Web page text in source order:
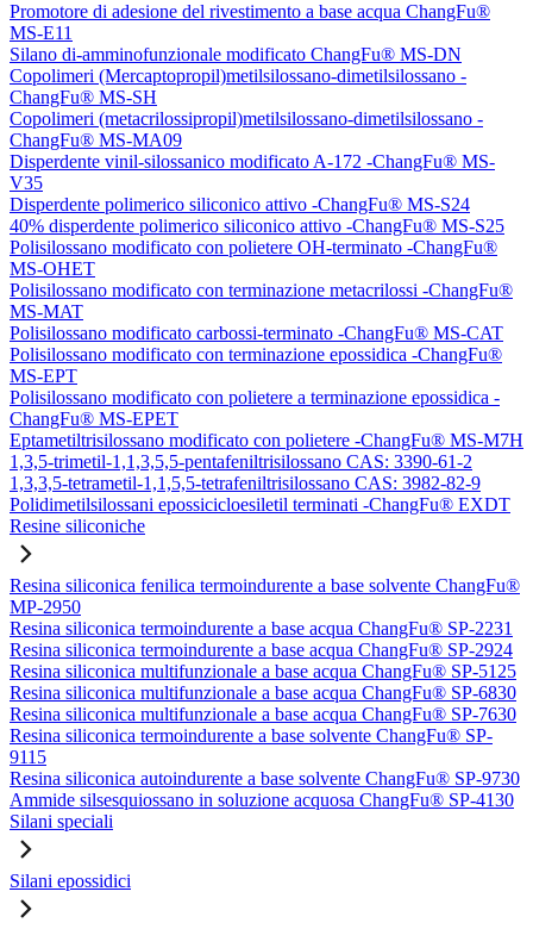
Promotore di adesione del rivestimento a base acqua ChangFu®
MS-E11
Silano di-amminofunzionale modificato ChangFu® MS-DN
Copolimeri (Mercaptopropil)metilsilossano-dimetilsilossano -
ChangFu® MS-SH
Copolimeri (metacrilossipropil)metilsilossano-dimetilsilossano -
ChangFu® MS-MA09
Disperdente vinil-silossanico modificato A-172 -ChangFu® MS-
V35
Disperdente polimerico siliconico attivo -ChangFu® MS-S24
40% disperdente polimerico siliconico attivo -ChangFu® MS-S25
Polisilossano modificato con polietere OH-terminato -ChangFu®
MS-OHET
Polisilossano modificato con terminazione metacrilossi -ChangFu®
MS-MAT
Polisilossano modificato carbossi-terminato -ChangFu® MS-CAT
Polisilossano modificato con terminazione epossidica -ChangFu®
MS-EPT
Polisilossano modificato con polietere a terminazione epossidica -
ChangFu® MS-EPET
Eptametiltrisilossano modificato con polietere -ChangFu® MS-M7H
1,3,5-trimetil-1,1,3,5,5-pentafeniltrisilossano CAS: 3390-61-2
1,3,3,5-tetrametil-1,1,5,5-tetrafeniltrisilossano CAS: 3982-82-9
Polidimetilsilossani epossicicloesiletil terminati -ChangFu® EXDT
Resine siliconiche
Resina siliconica fenilica termoindurente a base solvente ChangFu®
MP-2950
Resina siliconica termoindurente a base acqua ChangFu® SP-2231
Resina siliconica termoindurente a base acqua ChangFu® SP-2924
Resina siliconica multifunzionale a base acqua ChangFu® SP-5125
Resina siliconica multifunzionale a base acqua ChangFu® SP-6830
Resina siliconica multifunzionale a base acqua ChangFu® SP-7630
Resina siliconica termoindurente a base solvente ChangFu® SP-
9115
Resina siliconica autoindurente a base solvente ChangFu® SP-9730
Ammide silsesquiossano in soluzione acquosa ChangFu® SP-4130
Silani speciali
Silani epossidici